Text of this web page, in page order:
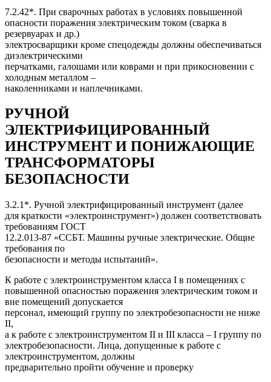
7.2.42*. При сварочных работах в условиях повышенной
опасности поражения электрическим током (сварка в
резервуарах и др.)
электросварщики кроме спецодежды должны обеспечиваться
диэлектрическими
перчатками, галошами или коврами и при прикосновении с
холодным металлом –
наколенниками и наплечниками.
РУЧНОЙ
ЭЛЕКТРИФИЦИРОВАННЫЙ
ИНСТРУМЕНТ И ПОНИЖАЮЩИЕ
ТРАНСФОРМАТОРЫ
БЕЗОПАСНОСТИ
3.2.1*. Ручной электрифицированный инструмент (далее
для краткости «электроинструмент») должен соответствовать
требованиям ГОСТ
12.2.013-87 «ССБТ. Машины ручные электрические. Общие
требования по
безопасности и методы испытаний».
К работе с электроинструментом класса I в помещениях с
повышенной опасностью поражения электрическим током и
вне помещений допускается
персонал, имеющий группу по электробезопасности не ниже
II,
а к работе с электроинструментом II и III класса – I группу по
электробезопасности. Лица, допущенные к работе с
электроинструментом, должны
предварительно пройти обучение и проверку